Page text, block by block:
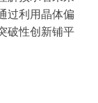
过利用晶体偏
破性创新铺平